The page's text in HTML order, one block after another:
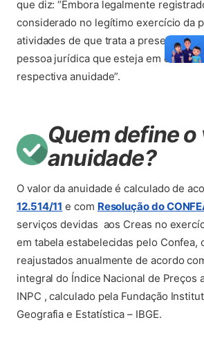
que diz: “Embora legalmente
considerado no legítimo exercício da
atividades de que trata a presente lei
pessoa jurídica que esteja em dia com
respectiva anuidade”.
Quem define o
anuidade?
O valor da anuidade é calculado de
12.514/11 (abre em nova aba)
e com Resolução do
serviços devidas aos Creas no
em tabela estabelecidas pelo Confea,
reajustados anualmente de acordo
integral do Índice Nacional de Preços
INPC , calculado pela Fundação
Geografia e Estatística – IBGE.